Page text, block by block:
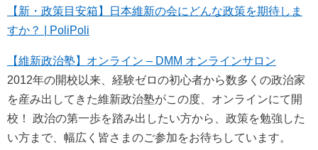
【新・政策目安箱】日本維新の会にどんな政策を期待しま
すか？ | PoliPoli
【維新政治塾】オンライン – DMM オンラインサロン
2012年の開校以来、経験ゼロの初心者から数多くの政治家
を産み出してきた維新政治塾がこの度、オンラインにて開
校！ 政治の第一歩を踏み出したい方から、政策を勉強した
い方まで、幅広く皆さまのご参加をお待ちしています。